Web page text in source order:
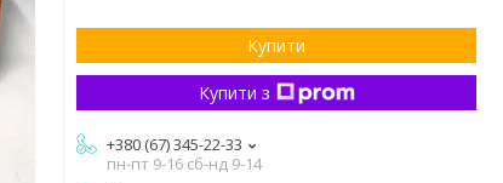
Купити
Купити з
+380 (67) 345-22-33
пн-пт 9-16 сб-нд 9-14